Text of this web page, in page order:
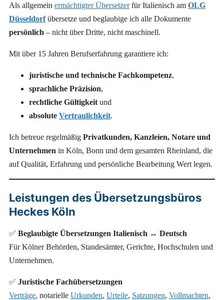
Als allgemein ermächtigter Übersetzerfür Italienisch am OLG
Düsseldorfübersetze und beglaubige ich alle Dokumente
persönlich – nicht über Dritte, nicht maschinell.
Mit über 15 Jahren Berufserfahrung garantiere ich:
juristische und technische Fachkompetenz,
sprachliche Präzision,
rechtliche Gültigkeit und
absolute Vertraulichkeit.
Ich betreue regelmäßig Privatkunden, Kanzleien, Notare und
Unternehmen in Köln, Bonn und dem gesamten Rheinland, die
auf Qualität, Erfahrung und persönliche Bearbeitung Wert legen.
Leistungen des Übersetzungsbüros
Heckes Köln
✅ Beglaubigte Übersetzungen Italienisch ↔ Deutsch
Für Kölner Behörden, Standesämter, Gerichte, Hochschulen und
Unternehmen.
✅ Juristische Fachübersetzungen
Verträge, notarielle Urkunden, Urteile, Satzungen, Vollmachten,